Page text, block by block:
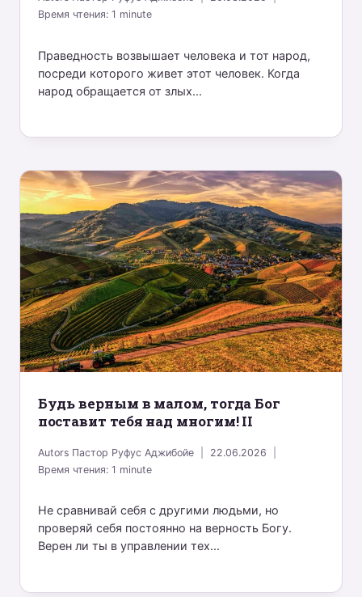
Время чтения:1 minute
Праведность возвышает человека и тот народ,
посреди которого живет этот человек. Когда
народ обращается от злых...
Будь верным в малом, тогда Бог
поставит тебя над многим! II
Autors Пастор Руфус Аджибойе
22.06.2026
Время чтения:1 minute
Не сравнивай себя с другими людьми, но
проверяй себя постоянно на верность Богу.
Верен ли ты в управлении тех...